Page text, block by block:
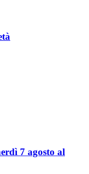
7 agosto al